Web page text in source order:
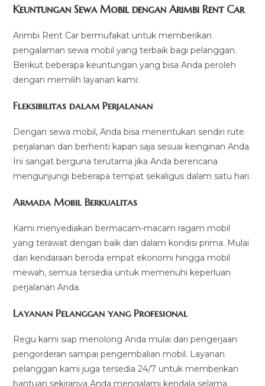
Keuntungan Sewa Mobil dengan Arimbi Rent Car
Arimbi Rent Car bermufakat untuk memberikan
pengalaman sewa mobil yang terbaik bagi pelanggan.
Berikut beberapa keuntungan yang bisa Anda peroleh
dengan memilih layanan kami:
Fleksibilitas dalam Perjalanan
Dengan sewa mobil, Anda bisa menentukan sendiri rute
perjalanan dan berhenti kapan saja sesuai keinginan Anda.
Ini sangat berguna terutama jika Anda berencana
mengunjungi beberapa tempat sekaligus dalam satu hari.
Armada Mobil Berkualitas
Kami menyediakan bermacam-macam ragam mobil
yang terawat dengan baik dan dalam kondisi prima. Mulai
dari kendaraan beroda empat ekonomi hingga mobil
mewah, semua tersedia untuk memenuhi keperluan
perjalanan Anda.
Layanan Pelanggan yang Profesional
Regu kami siap menolong Anda mulai dari pengerjaan
pengorderan sampai pengembalian mobil. Layanan
pelanggan kami juga tersedia 24/7 untuk memberikan
bantuan sekiranya Anda mengalami kendala selama